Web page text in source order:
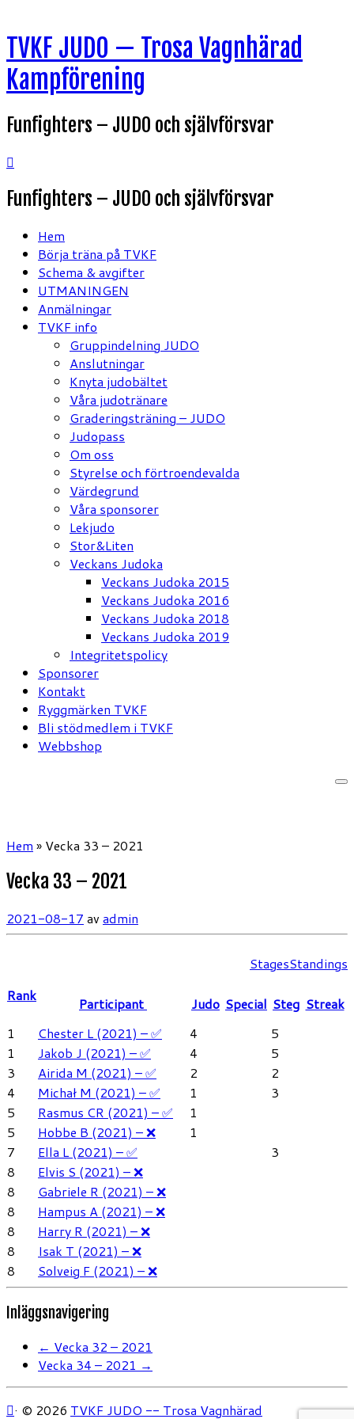
till
innehåll
TVKF JUDO — Trosa Vagnhärad
Kampförening
Funfighters – JUDO och självförsvar
Funfighters – JUDO och självförsvar
Hem
Börja träna på TVKF
Schema & avgifter
UTMANINGEN
Anmälningar
TVKF info
Gruppindelning JUDO
Anslutningar
Knyta judobältet
Våra judotränare
Graderingsträning – JUDO
Judopass
Om oss
Styrelse och förtroendevalda
Värdegrund
Våra sponsorer
Lekjudo
Stor&Liten
Veckans Judoka
Veckans Judoka 2015
Veckans Judoka 2016
Veckans Judoka 2018
Veckans Judoka 2019
Integritetspolicy
Sponsorer
Kontakt
Ryggmärken TVKF
Bli stödmedlem i TVKF
Webbshop
Hem » Vecka 33 – 2021
Vecka 33 – 2021
2021-08-17 av admin
StagesStandings
Rank
Participant Judo Special Steg Streak
1
Chester L (2021) – ✅ 4
5
1
Jakob J (2021) – ✅ 4
5
3
Airida M (2021) – ✅ 2
2
4
Michał M (2021) – ✅ 1
3
5
Rasmus CR (2021) – ✅
1
5
Hobbe B (2021) – ❌
1
7
Ella L (2021) – ✅
3
8
Elvis S (2021) – ❌
8
Gabriele R (2021) – ❌
8
Hampus A (2021) – ❌
8
Harry R (2021) – ❌
8
Isak T (2021) – ❌
8
Solveig F (2021) – ❌
Inläggsnavigering
← Vecka 32 – 2021
Vecka 34 – 2021 →
· © 2026 TVKF JUDO -- Trosa Vagnhärad